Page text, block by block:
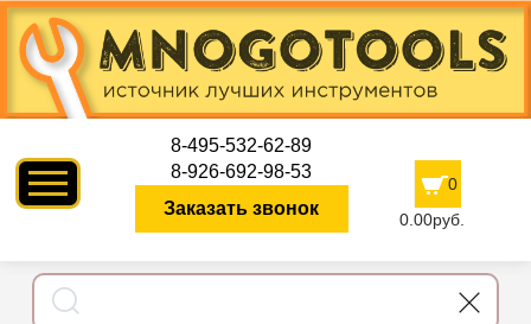
8-495-532-62-89
8-926-692-98-53
Заказать звонок
0
0.00руб.